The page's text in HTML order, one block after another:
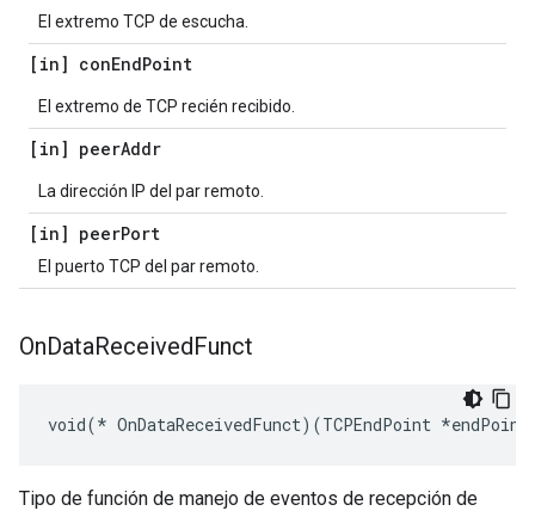
El extremo TCP de escucha.
[in] conEndPoint
El extremo de TCP recién recibido.
[in] peerAddr
La dirección IP del par remoto.
[in] peerPort
El puerto TCP del par remoto.
OnDataReceivedFunct
void(* OnDataReceivedFunct)(TCPEndPoint
Tipo de función de manejo de eventos de recepción de